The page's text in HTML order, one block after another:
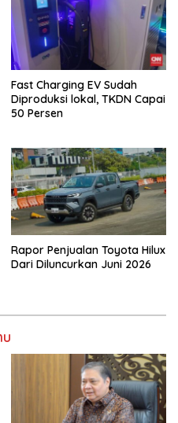
Fast Charging EV Sudah
Diproduksi lokal, TKDN Capai
50 Persen
Rapor Penjualan Toyota Hilux
Dari Diluncurkan Juni 2026